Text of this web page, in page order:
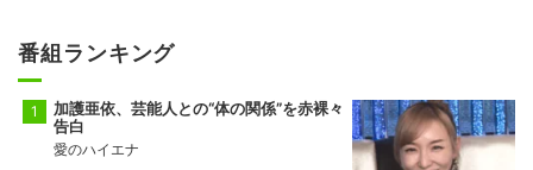
番組ランキング
加護亜依、芸能人との“体の関係”を赤裸々
告白
愛のハイエナ